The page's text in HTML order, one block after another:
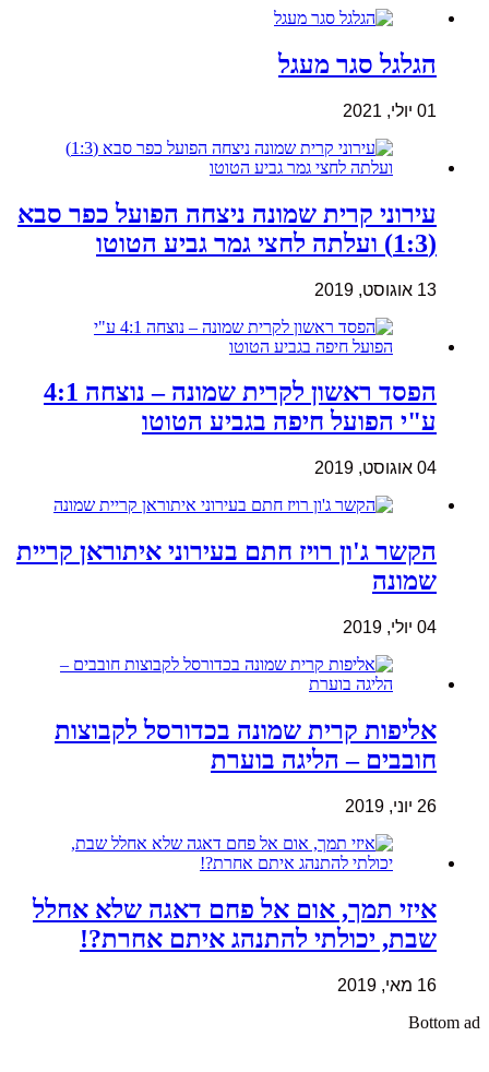
הגלגל סגר מעגל
01 יולי, 2021
עירוני קרית שמונה ניצחה הפועל כפר סבא
(1:3) ועלתה לחצי גמר גביע הטוטו
13 אוגוסט, 2019
הפסד ראשון לקרית שמונה – נוצחה 4:1
ע"י הפועל חיפה בגביע הטוטו
04 אוגוסט, 2019
הקשר ג'ון רויז חתם בעירוני איתוראן קריית
שמונה
04 יולי, 2019
אליפות קרית שמונה בכדורסל לקבוצות
חובבים – הליגה בוערת
26 יוני, 2019
איזי תמך, אום אל פחם דאגה שלא אחלל
שבת, יכולתי להתנהג איתם אחרת?!
16 מאי, 2019
Bottom ad